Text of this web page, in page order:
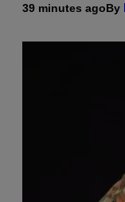
39 minutes agoBy